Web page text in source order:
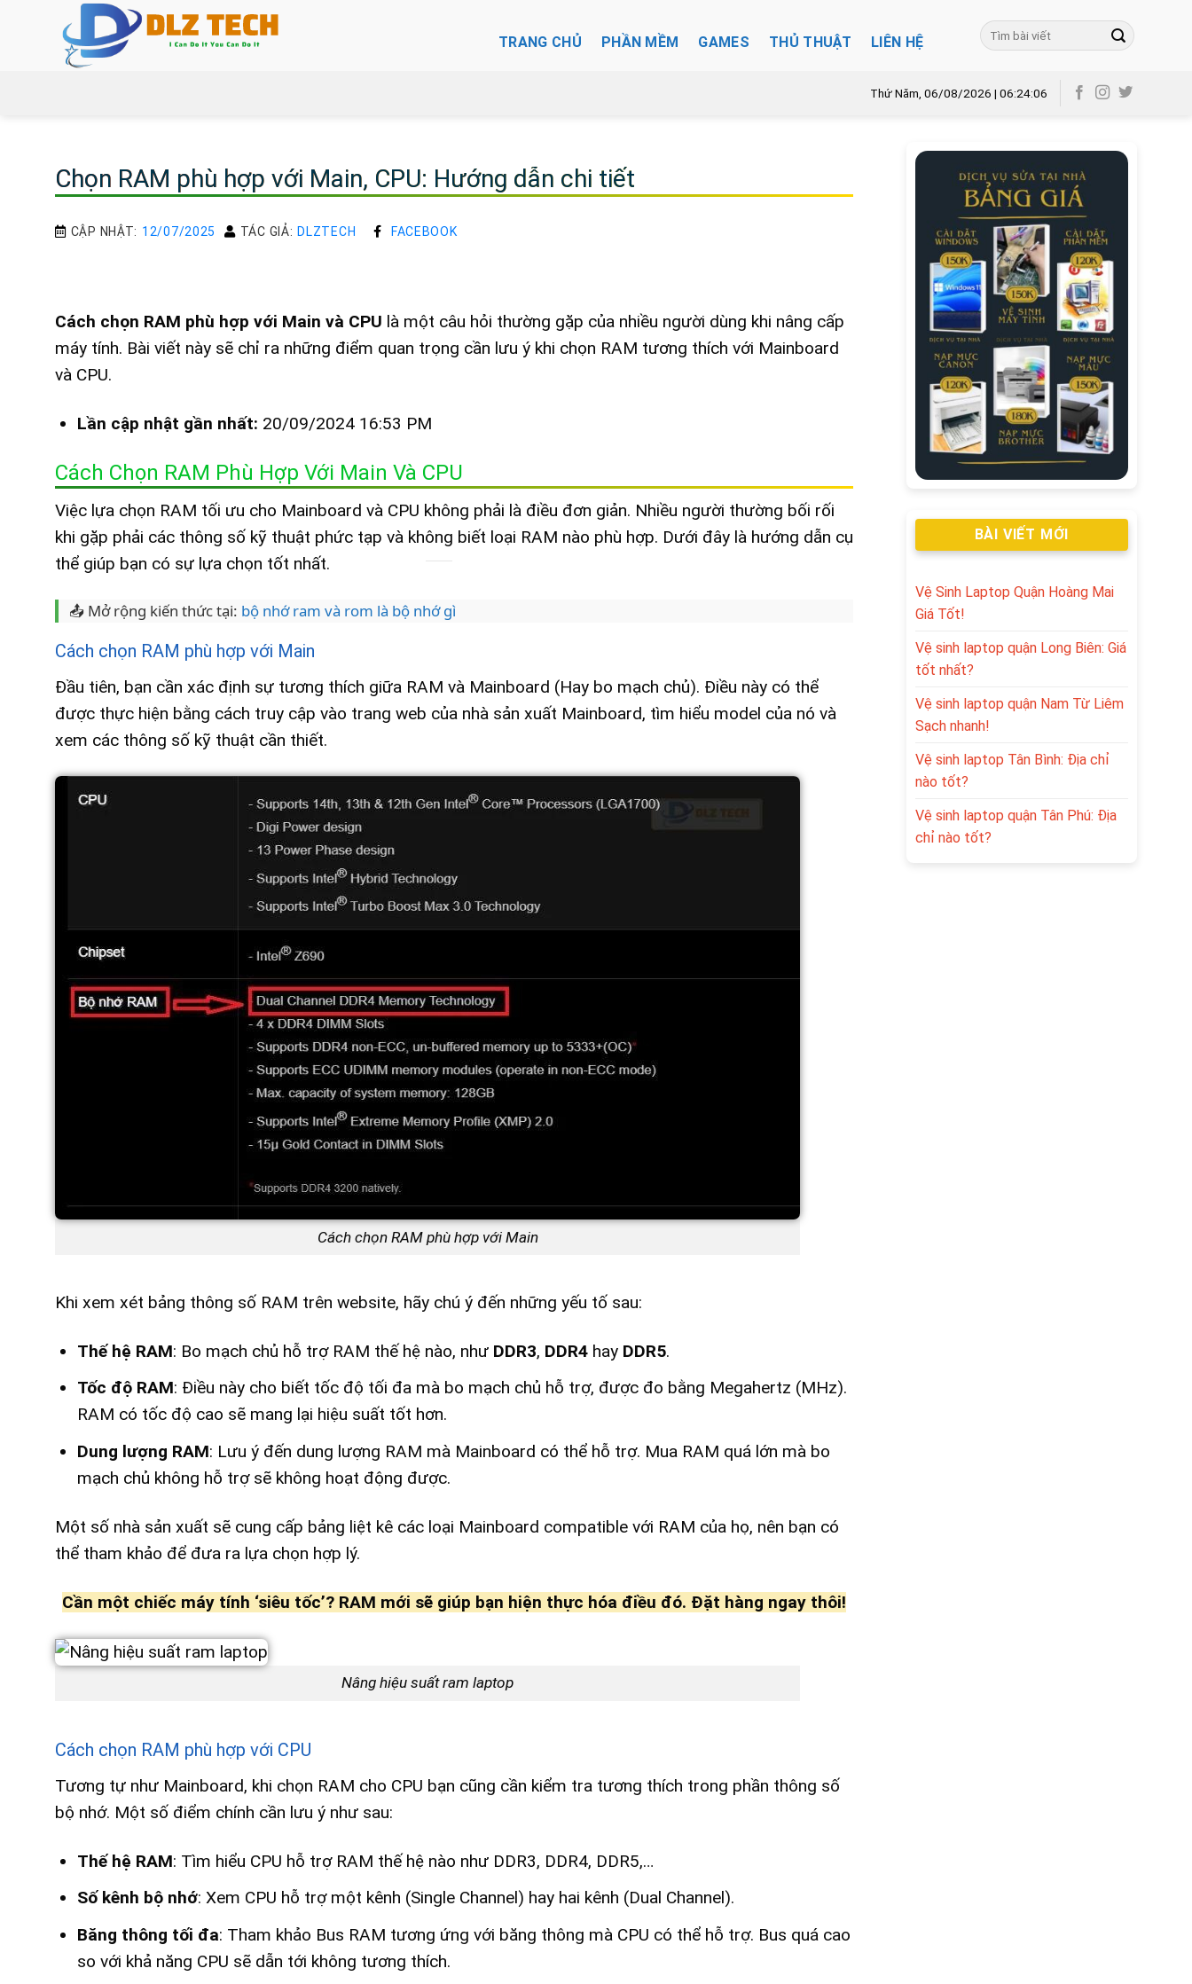
TRANG CHỦ PHẦN MỀM GAMES THỦ THUẬT LIÊN HỆ
Thứ Năm, 06/08/2026 | 06:24:07
Chọn RAM phù hợp với Main, CPU: Hướng dẫn chi tiết
CẬP NHẬT: 12/07/2025 TÁC GIẢ: DLZTECH FACEBOOK
Cách chọn RAM phù hợp với Main và CPU là một câu hỏi thường gặp của nhiều người dùng khi nâng cấp
máy tính. Bài viết này sẽ chỉ ra những điểm quan trọng cần lưu ý khi chọn RAM tương thích với Mainboard
và CPU.
Lần cập nhật gần nhất: 20/09/2024 16:53 PM
Cách Chọn RAM Phù Hợp Với Main Và CPU
Việc lựa chọn RAM tối ưu cho Mainboard và CPU không phải là điều đơn giản. Nhiều người thường bối rối
khi gặp phải các thông số kỹ thuật phức tạp và không biết loại RAM nào phù hợp. Dưới đây là hướng dẫn cụ
thể giúp bạn có sự lựa chọn tốt nhất.
📤 Mở rộng kiến thức tại: bộ nhớ ram và rom là bộ nhớ gì
Cách chọn RAM phù hợp với Main
Đầu tiên, bạn cần xác định sự tương thích giữa RAM và Mainboard (Hay bo mạch chủ). Điều này có thể
được thực hiện bằng cách truy cập vào trang web của nhà sản xuất Mainboard, tìm hiểu model của nó và
xem các thông số kỹ thuật cần thiết.
Cách chọn RAM phù hợp với Main
Khi xem xét bảng thông số RAM trên website, hãy chú ý đến những yếu tố sau:
Thế hệ RAM: Bo mạch chủ hỗ trợ RAM thế hệ nào, như DDR3, DDR4hay DDR5.
Tốc độ RAM: Điều này cho biết tốc độ tối đa mà bo mạch chủ hỗ trợ, được đo bằng Megahertz (MHz).
RAM có tốc độ cao sẽ mang lại hiệu suất tốt hơn.
Dung lượng RAM: Lưu ý đến dung lượng RAM mà Mainboard có thể hỗ trợ. Mua RAM quá lớn mà bo
mạch chủ không hỗ trợ sẽ không hoạt động được.
Một số nhà sản xuất sẽ cung cấp bảng liệt kê các loại Mainboard compatible với RAM của họ, nên bạn có
thể tham khảo để đưa ra lựa chọn hợp lý.
Cần một chiếc máy tính ‘siêu tốc’? RAM mới sẽ giúp bạn hiện thực hóa điều đó. Đặt hàng ngay thôi!
Nâng hiệu suất ram laptop
Cách chọn RAM phù hợp với CPU
Tương tự như Mainboard, khi chọn RAM cho CPU bạn cũng cần kiểm tra tương thích trong phần thông số
bộ nhớ. Một số điểm chính cần lưu ý như sau:
Thế hệ RAM: Tìm hiểu CPU hỗ trợ RAM thế hệ nào như DDR3, DDR4, DDR5,…
Số kênh bộ nhớ: Xem CPU hỗ trợ một kênh (Single Channel) hay hai kênh (Dual Channel).
Băng thông tối đa: Tham khảo Bus RAM tương ứng với băng thông mà CPU có thể hỗ trợ. Bus quá cao
so với khả năng CPU sẽ dẫn tới không tương thích.
BÀI VIẾT MỚI
Vệ Sinh Laptop Quận Hoàng Mai
Giá Tốt!
Vệ sinh laptop quận Long Biên: Giá
tốt nhất?
Vệ sinh laptop quận Nam Từ Liêm
Sạch nhanh!
Vệ sinh laptop Tân Bình: Địa chỉ
nào tốt?
Vệ sinh laptop quận Tân Phú: Địa
chỉ nào tốt?